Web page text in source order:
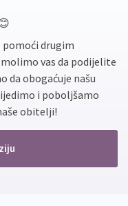
drugim
vas da podijelite
da obogaćuje našu
i poboljšamo
obitelji!